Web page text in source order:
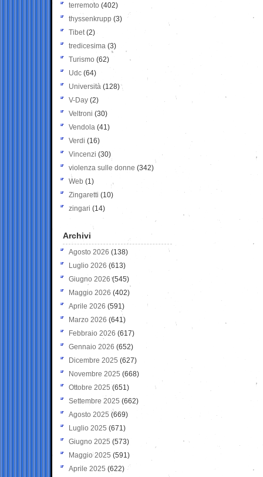
terremoto (402)
thyssenkrupp (3)
Tibet(2)
tredicesima (3)
Turismo (62)
Udc (64)
Università (128)
V-Day (2)
Veltroni (30)
Vendola (41)
Verdi (16)
Vincenzi (30)
violenza sulle donne (342)
Web (1)
Zingaretti (10)
zingari (14)
Archivi
Agosto 2026 (138)
Luglio 2026 (613)
Giugno 2026 (545)
Maggio 2026 (402)
Aprile 2026 (591)
Marzo 2026 (641)
Febbraio 2026 (617)
Gennaio 2026 (652)
Dicembre 2025 (627)
Novembre 2025 (668)
Ottobre 2025 (651)
Settembre 2025 (662)
Agosto 2025 (669)
Luglio 2025 (671)
Giugno 2025 (573)
Maggio 2025 (591)
Aprile 2025 (622)